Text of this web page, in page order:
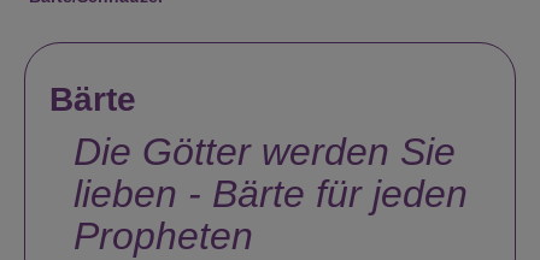
Bärte
Die Götter werden Sie
lieben - Bärte für jeden
Propheten